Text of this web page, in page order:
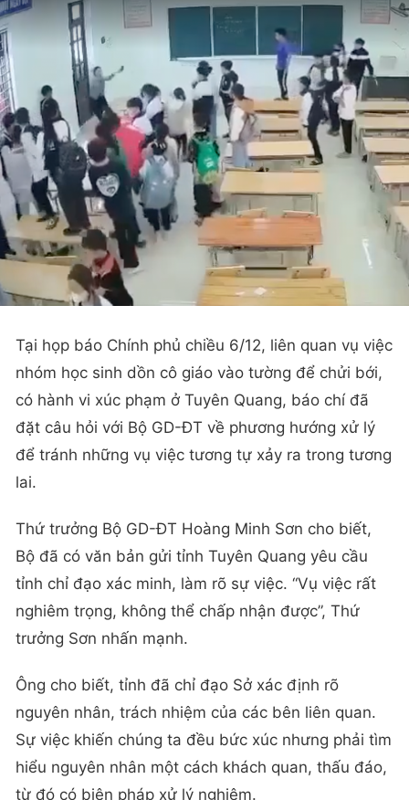
Tại họp báo Chính phủ chiều 6/12, liên quan vụ việc
nhóm học sinh dồn cô giáo vào tường để chửi bới,
có hành vi xúc phạm ở Tuyên Quang, báo chí đã
đặt câu hỏi với Bộ GD-ĐT về phương hướng xử lý
để tránh những vụ việc tương tự xảy ra trong tương
lai.
Thứ trưởng Bộ GD-ĐT Hoàng Minh Sơn cho biết,
Bộ đã có văn bản gửi tỉnh Tuyên Quang yêu cầu
tỉnh chỉ đạo xác minh, làm rõ sự việc. “Vụ việc rất
nghiêm trọng, không thể chấp nhận được”, Thứ
trưởng Sơn nhấn mạnh.
Ông cho biết, tỉnh đã chỉ đạo Sở xác định rõ
nguyên nhân, trách nhiệm của các bên liên quan.
Sự việc khiến chúng ta đều bức xúc nhưng phải tìm
hiểu nguyên nhân một cách khách quan, thấu đáo,
từ đó có biện pháp xử lý nghiêm.